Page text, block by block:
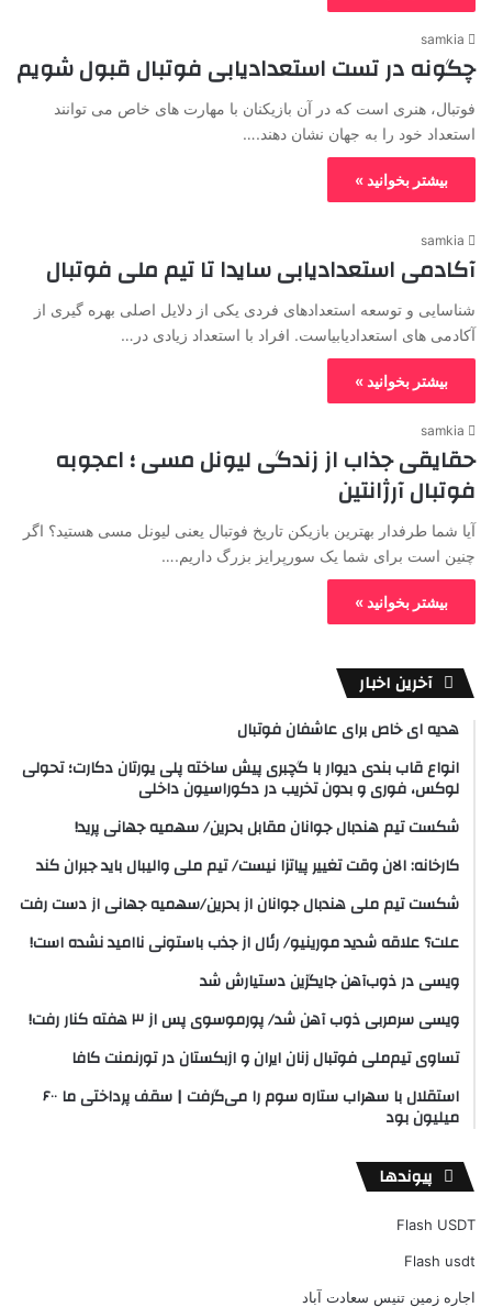
samkia
چگونه در تست استعدادیابی فوتبال قبول شویم
فوتبال، هنری است که در آن بازیکنان با مهارت های خاص می‌ توانند
استعداد خود را به جهان نشان دهند.…
بیشتر بخوانید »
samkia
آکادمی استعدادیابی سایدا تا تیم ملی فوتبال
شناسایی و توسعه استعدادهای فردی یکی از دلایل اصلی بهره ‌گیری از
آکادمی ‌های استعدادیابیاست. افراد با استعداد زیادی در…
بیشتر بخوانید »
samkia
حقایقی جذاب از زندگی لیونل مسی ؛ اعجوبه
فوتبال آرژانتین
آیا شما طرفدار بهترین بازیکن تاریخ فوتبال یعنی لیونل مسی هستید؟ اگر
چنین است برای شما یک سورپرایز بزرگ داریم.…
بیشتر بخوانید »
آخرین اخبار
هدیه ای خاص برای عاشفان فوتبال
انواع قاب بندی دیوار با گچبری پیش ساخته پلی یورتان دکارت؛ تحولی
لوکس، فوری و بدون تخریب در دکوراسیون داخلی
شکست تیم هندبال جوانان مقابل بحرین/ سهمیه جهانی پرید!
کارخانه: الان وقت تغییر پیاتزا نیست/ تیم ملی والیبال باید جبران کند
شکست تیم ملی هندبال جوانان از بحرین/سهمیه جهانی از دست رفت
علت؟ علاقه شدید مورینیو/ رئال از جذب باستونی ناامید نشده است!
ویسی در ذوب‌آهن جایگزین دستیارش شد
ویسی سرمربی ذوب آهن شد/ پورموسوی پس از ۳ هفته کنار رفت!
تساوی تیم‌ملی فوتبال زنان ایران و ازبکستان در تورنمنت کافا
استقلال با سهراب ستاره سوم را می‌گرفت | سقف پرداختی ما ۶۰۰
میلیون بود
پیوندها
Flash USDT
Flash usdt
اجاره زمین تنیس سعادت آباد